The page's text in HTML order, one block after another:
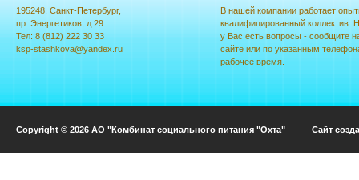
195248, Санкт-Петербург,
пр. Энергетиков, д.29
Тел: 8 (812) 222 30 33
ksp-stashkova@yandex.ru
В нашей компании работает
квалифицированный коллектив.
у Вас есть вопросы - сообщите
сайте или по указанным
рабочее время.
Copyright © 2026 АО "Комбинат социального питания "Охта" Сайт